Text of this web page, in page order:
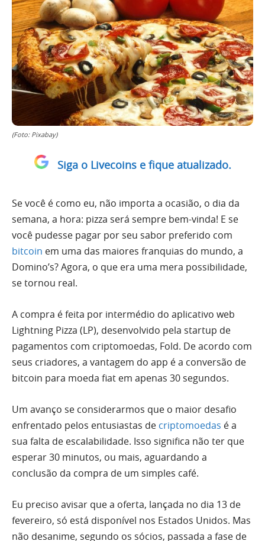
(Foto: Pixabay)
Siga o Livecoins e fique atualizado.
Se você é como eu, não importa a ocasião, o dia da
semana, a hora: pizza será sempre bem-vinda! E se
você pudesse pagar por seu sabor preferido com
bitcoin em uma das maiores franquias do mundo, a
Domino’s? Agora, o que era uma mera possibilidade,
se tornou real.
A compra é feita por intermédio do aplicativo web
Lightning Pizza (LP), desenvolvido pela startup de
pagamentos com criptomoedas, Fold. De acordo com
seus criadores, a vantagem do app é a conversão de
bitcoin para moeda fiat em apenas 30 segundos.
Um avanço se considerarmos que o maior desafio
enfrentado pelos entusiastas de criptomoedas é a
sua falta de escalabilidade. Isso significa não ter que
esperar 30 minutos, ou mais, aguardando a
conclusão da compra de um simples café.
Eu preciso avisar que a oferta, lançada no dia 13 de
fevereiro, só está disponível nos Estados Unidos. Mas
não desanime, segundo os sócios, passada a fase de